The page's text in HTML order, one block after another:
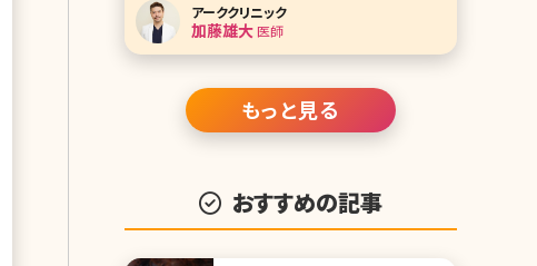
の輪郭形成術から美容皮膚科まで幅
広いメニューを揃えたアーククリニッ
ク。多くの相談が寄せられる「かわいく
に導くプロ
アーククリニック
加藤雄大医師
もっと見る
おすすめの記事